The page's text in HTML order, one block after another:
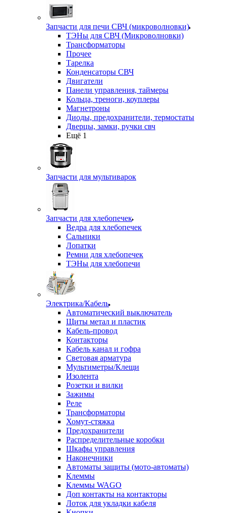
Запчасти для печи СВЧ (микроволновки)
ТЭНы для СВЧ (Микроволновки)
Трансформаторы
Прочее
Тарелка
Конденсаторы СВЧ
Двигатели
Панели управления, таймеры
Кольца, треноги, коуплеры
Магнетроны
Диоды, предохранители, термостаты
Дверцы, замки, ручки свч
Ещё 1
Запчасти для мультиварок
Запчасти для хлебопечек
Ведра для хлебопечек
Сальники
Лопатки
Ремни для хлебопечек
ТЭНы для хлебопечи
Электрика/Кабель
Автоматический выключатель
Щиты метал и пластик
Кабель-провод
Контакторы
Кабель канал и гофра
Световая арматура
Мультиметры/Клещи
Изолента
Розетки и вилки
Зажимы
Реле
Трансформаторы
Хомут-стяжка
Предохранители
Распределительные коробки
Шкафы управления
Наконечники
Автоматы защиты (мото-автоматы)
Клеммы
Клеммы WAGO
Доп контакты на контакторы
Лоток для укладки кабеля